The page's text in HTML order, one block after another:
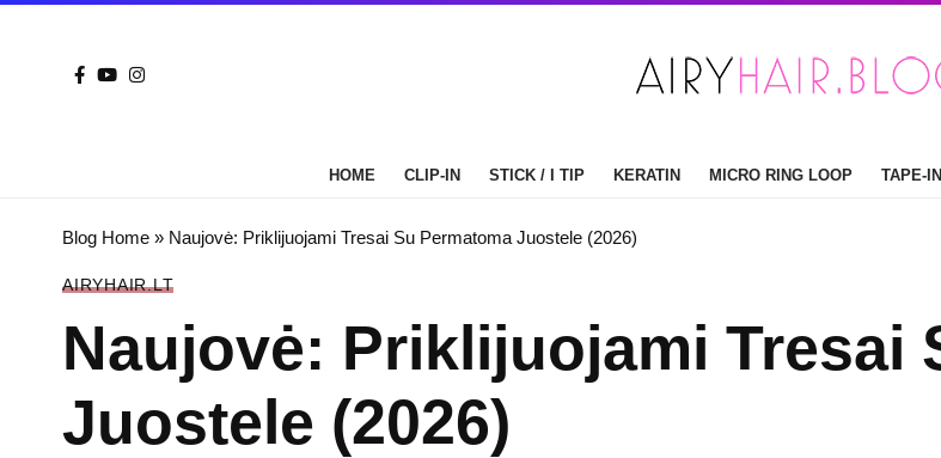
HOME CLIP-IN STICK / I TIP KERATIN MICRO RING LOOP TAPE-IN
Blog Home » Naujovė: Priklijuojami Tresai Su Permatoma Juostele (2026)
AIRYHAIR.LT
Naujovė: Priklijuojami Tresai
Juostele (2026)